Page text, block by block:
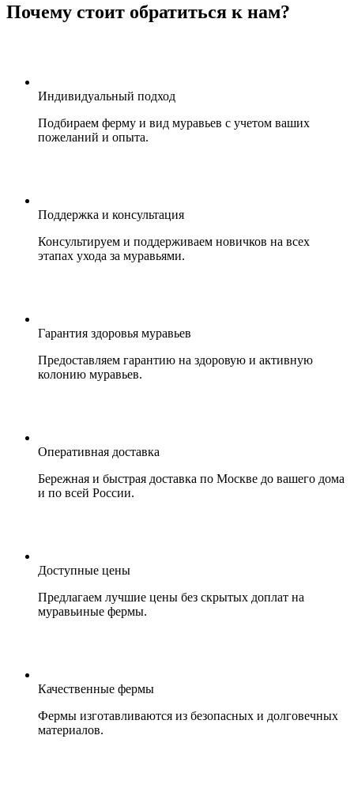
Почему стоит обратиться к нам?
Индивидуальный подход
Подбираем ферму и вид муравьев с учетом ваших
пожеланий и опыта.
Поддержка и консультация
Консультируем и поддерживаем новичков на всех
этапах ухода за муравьями.
Гарантия здоровья муравьев
Предоставляем гарантию на здоровую и активную
колонию муравьев.
Оперативная доставка
Бережная и быстрая доставка по Москве до вашего дома
и по всей России.
Доступные цены
Предлагаем лучшие цены без скрытых доплат на
муравьиные фермы.
Качественные фермы
Фермы изготавливаются из безопасных и долговечных
материалов.